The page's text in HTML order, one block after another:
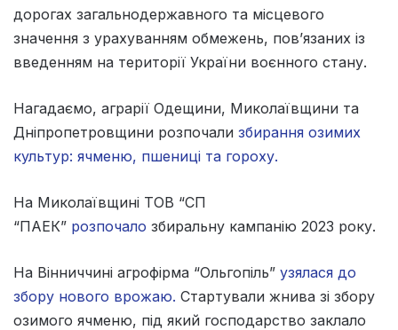
дорогах загальнодержавного та місцевого
значення з урахуванням обмежень, пов’язаних із
введенням на території України воєнного стану.
Нагадаємо, аграрії Одещини, Миколаївщини та
Дніпропетровщини розпочали збирання озимих
культур: ячменю, пшениці та гороху.
На Миколаївщині ТОВ “СП
“ПАЕК” розпочало збиральну кампанію 2023 року.
На Вінниччині агрофірма “Ольгопіль” узялася до
збору нового врожаю. Стартували жнива зі збору
озимого ячменю, під який господарство заклало